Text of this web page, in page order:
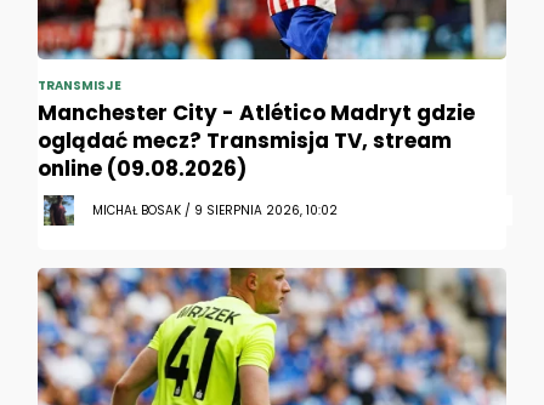
TRANSMISJE
Manchester City - Atlético Madryt gdzie
oglądać mecz? Transmisja TV, stream
online (09.08.2026)
MICHAŁ BOSAK / 9 SIERPNIA 2026, 10:02